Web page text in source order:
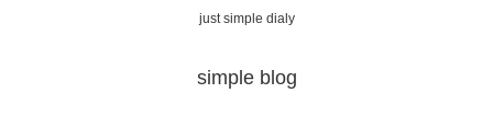
just simple dialy
simple blog